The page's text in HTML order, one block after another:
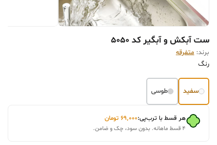
ست آبکش و آبگیر کد ۵۰۵۰
برند: متفرقه
رنگ
سفید طوسی
هر قسط با ترب‌پی:۶۹٬۰۰۰ تومان
۴ قسط ماهانه. بدون سود، چک و ضامن.